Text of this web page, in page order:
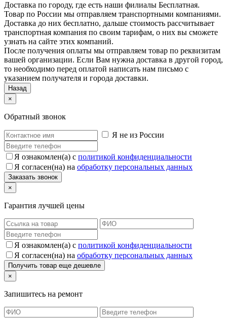
Доставка по городу, где есть наши филиалы Бесплатная.
Товар по России мы отправляем транспортными компаниями.
Доставка до них бесплатно, дальше стоимость рассчитывает
транспортная компания по своим тарифам, о них вы сможете
узнать на сайте этих компаний.
После получения оплаты мы отправляем товар по реквизитам
вашей организации. Если Вам нужна доставка в другой город,
то необходимо перед оплатой написать нам письмо с
указанием получателя и города доставки.
Назад
×
Обратный звонок
Я не из России
Я ознакомлен(а) с политикой конфиденциальности
Я согласен(на) на обработку персональных данных
×
Гарантия лучшей цены
Я ознакомлен(а) с политикой конфиденциальности
Я согласен(на) на обработку персональных данных
×
Запишитесь на ремонт